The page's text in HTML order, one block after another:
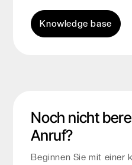
Knowledge base
Noch nicht
Anruf?
Beginnen Sie mit einer